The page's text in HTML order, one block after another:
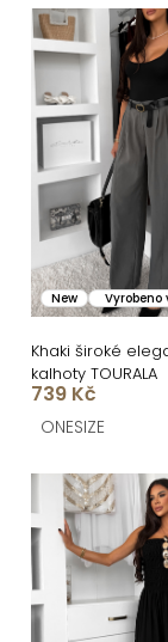
n
í
p
r
o
d
u
k
t
ů
V
ý
p
i
s
p
r
o
d
u
k
ů
New Vyrobeno
Khaki široké
kalhoty TOURALA
739 Kč
ONESIZE